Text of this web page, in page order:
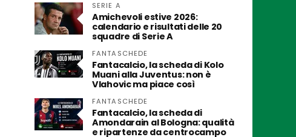
SERIE A
Amichevoli estive 2026:
calendario e risultati delle 20
squadre di Serie A
FANTASCHEDE
Fantacalcio, la scheda di Kolo
Muani alla Juventus: non è
Vlahovic ma piace così
FANTASCHEDE
Fantacalcio, la scheda di
Amondarain al Bologna: qualità
e ripartenze da centrocampo